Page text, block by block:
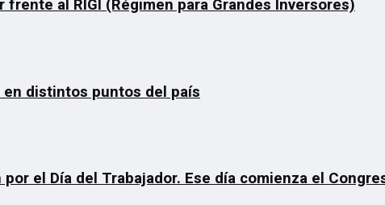
al RIGI (Régimen para Grandes Inversores)
distintos puntos del país
el Día del Trabajador. Ese día comienza el